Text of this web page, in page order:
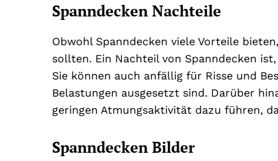
Spanndecken Nachteile
Obwohl Spanndecken viele Vorteile
sollten. Ein Nachteil von Spanndecken
Sie können auch anfällig für Risse und
Belastungen ausgesetzt sind. Darüber
geringen Atmungsaktivität dazu führen,
Spanndecken Bilder